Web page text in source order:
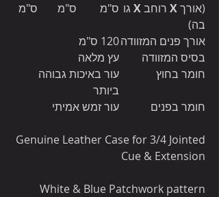
(אורךX רוחבXגו
בה)
ס"מ
ס"מ
ס"מ
אורך פנים המזוודה120 ס"מ
בסיס המזוודה
עץ מלאה
חומר בחוץ
עור באיכות גבוהה
ביותר
חומר בפנים
עור זמש אמיתי
Genuine Leather Case for 3/4 Jointed
Cue & Extension
White & Blue Patchwork pattern